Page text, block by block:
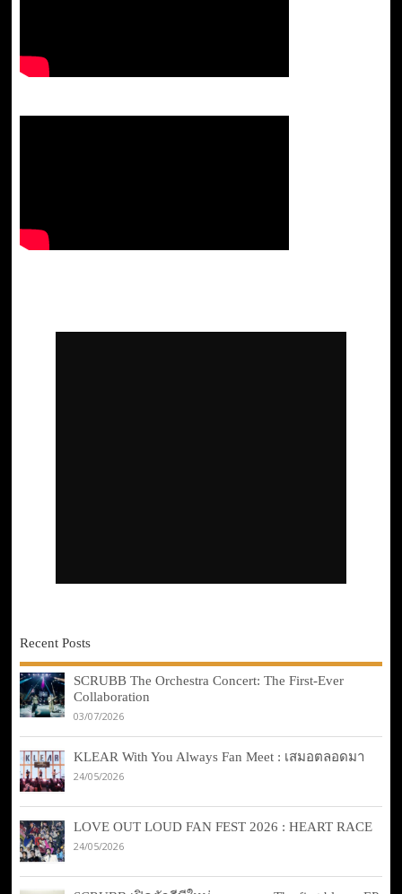
Recent Posts
SCRUBB The Orchestra Concert: The First-Ever
Collaboration
03/07/2026
KLEAR With You Always Fan Meet : เสมอตลอดมา
24/05/2026
LOVE OUT LOUD FAN FEST 2026 : HEART RACE
24/05/2026